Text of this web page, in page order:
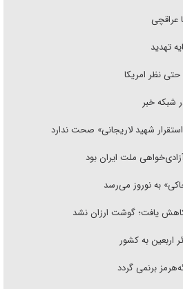
عراقچی
تهدید
نظر امریکا
شهید لاریجانی» صحت ندارد
ملت ایران بود
برنمی گردد